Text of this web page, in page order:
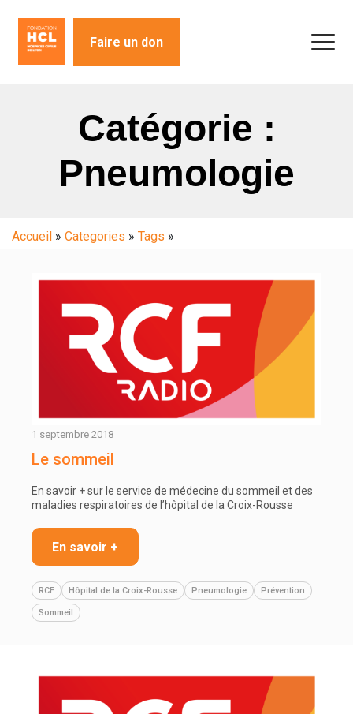
Faire un don
Catégorie :
Pneumologie
Accueil » Categories » Tags »
1 septembre 2018
Le sommeil
En savoir + sur le service de médecine du sommeil et des
maladies respiratoires de l’hôpital de la Croix-Rousse
En savoir +
RCF Hôpital de la Croix-Rousse Pneumologie Prévention
Sommeil